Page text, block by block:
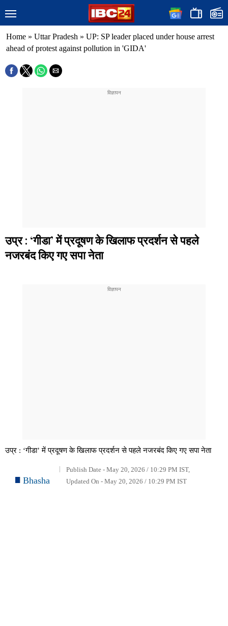
Home » Uttar Pradesh » UP: SP leader placed under house arrest
ahead of protest against pollution in 'GIDA'
उप्र : ‘गीडा’ में प्रदूषण के खिलाफ प्रदर्शन से पहले
नजरबंद किए गए सपा नेता
उप्र : ‘गीडा’ में प्रदूषण के खिलाफ प्रदर्शन से पहले नजरबंद किए गए सपा नेता
Bhasha
Publish Date - May 20, 2026 / 10:29 PM IST,
Updated On - May 20, 2026 / 10:29 PM IST